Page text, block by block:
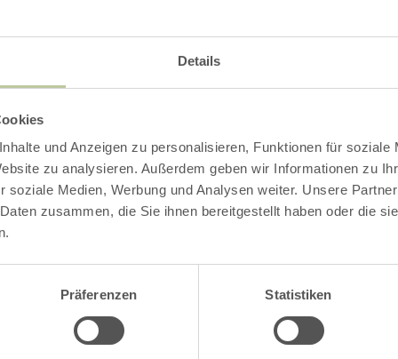
Details
und Anzeigen zu personalisieren, Funktionen für soziale
zu analysieren. Außerdem geben wir Informationen zu
soziale Medien, Werbung und Analysen weiter. Unsere
zusammen, die Sie ihnen bereitgestellt haben oder die
Präferenzen Statistiken
auch noch
sein
mehr
erfahren
zu: